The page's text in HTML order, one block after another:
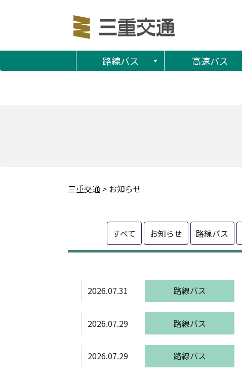
路線バス 高速バス
三重交通 > お知らせ
すべて お知らせ 路線バス
2026.07.31 路線バス
2026.07.29 路線バス
2026.07.29 路線バス